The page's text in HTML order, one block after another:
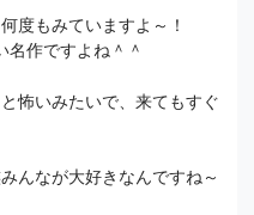
度もみていますよ～！
名作ですよね＾＾
怖いみたいで、来てもすぐ
んなが大好きなんですね～